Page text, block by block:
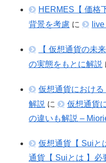
HERMES【 価格
背景を考慮 に
【 仮想通貨の未
の実態をもとに解説
仮想通貨におけ
解説 に
仮想通貨
の違いも解説 –
仮想通貨【 Suiと
通貨【 Suiとは 】必